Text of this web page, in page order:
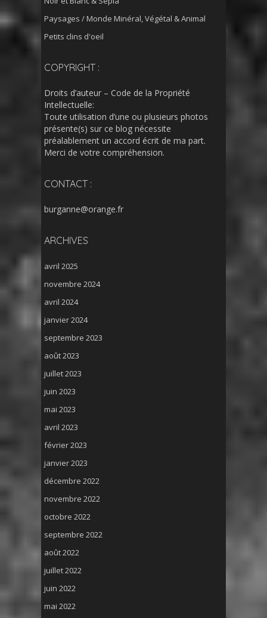
Paysages / Monde Minéral, Végétal & Animal
Petits clins d'oeil
COPYRIGHT :
Droits d’auteur – Code de la Propriété
Intellectuelle:
Toute utilisation d’une ou plusieurs photos
présente(s) sur ce blog nécessite
préalablement un accord écrit de ma part.
Merci de votre compréhension.
CONTACT :
burganne@orange.fr
ARCHIVES
avril 2025
novembre 2024
avril 2024
janvier 2024
septembre 2023
août 2023
juillet 2023
juin 2023
mai 2023
avril 2023
février 2023
janvier 2023
décembre 2022
novembre 2022
octobre 2022
septembre 2022
août 2022
juillet 2022
juin 2022
mai 2022